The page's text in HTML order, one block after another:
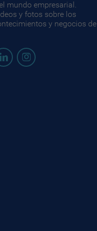
mundo empresarial.
y fotos sobre los
y negocios de